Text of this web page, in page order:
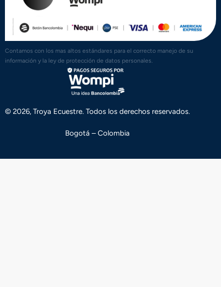
Contamos con los mas altos estándares para el correcto manejo de su
información y la ley de protección de datos personales.
© 2026, Troya Ecuestre. Todos los derechos reservados.
Bogotá – Colombia